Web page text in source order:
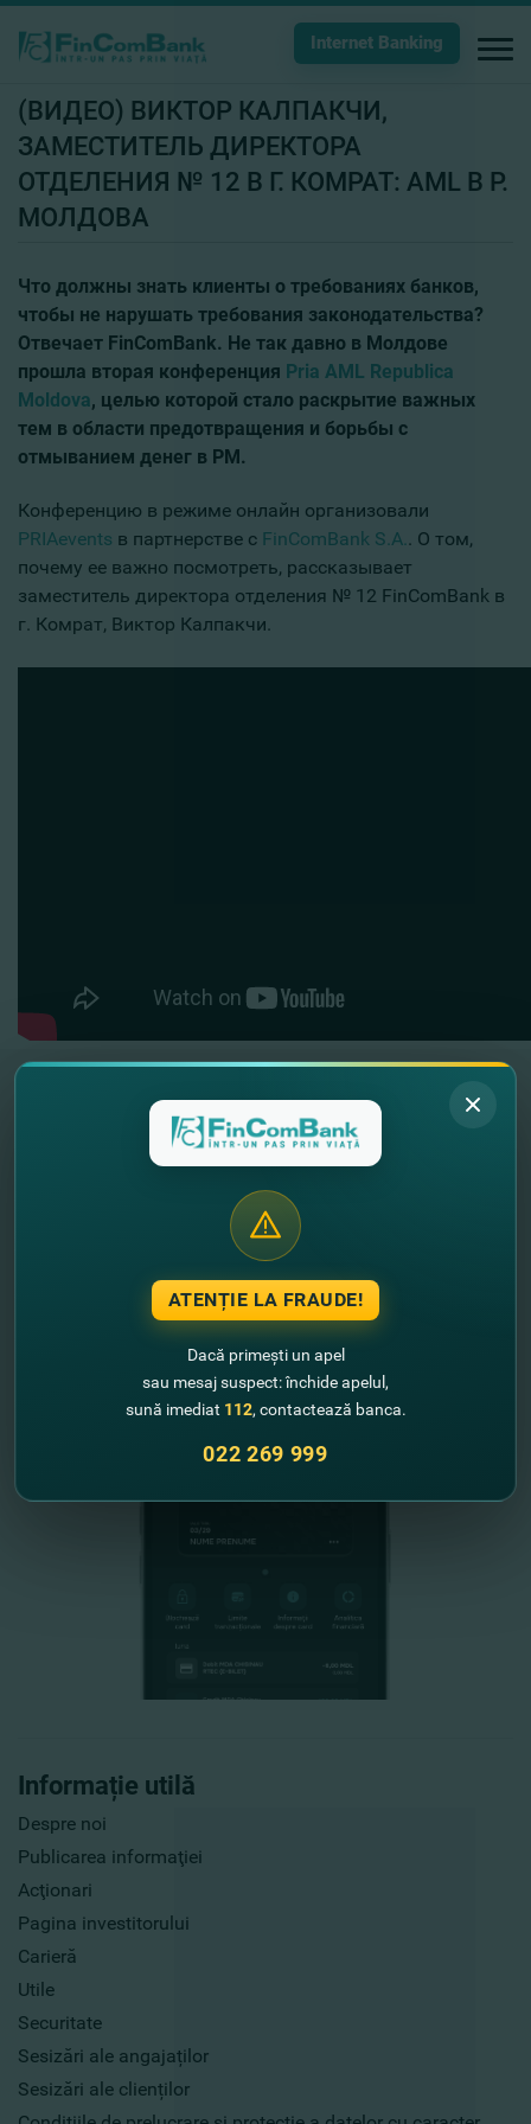
Internet Banking
(ВИДЕО) ВИКТОР КАЛПАКЧИ,
ЗАМЕСТИТЕЛЬ ДИРЕКТОРА
ОТДЕЛЕНИЯ № 12 В Г. КОМРАТ: AML В Р.
МОЛДОВА
Что должны знать клиенты о требованиях банков,
чтобы не нарушать требования законодательства?
Отвечает FinComBank. Не так давно в Молдове
прошла вторая конференция Pria AML Republica
Moldova, целью которой стало раскрытие важных
тем в области предотвращения и борьбы с
отмыванием денег в РМ.
Конференцию в режиме онлайн организовали
PRIAevents в партнерстве с FinComBank S.A.. О том,
почему ее важно посмотреть, рассказывает
заместитель директора отделения № 12 FinComBank в
г. Комрат, Виктор Калпакчи.
Informație utilă
Despre noi
Publicarea informaţiei
Acţionari
Pagina investitorului
Carieră
Utile
Securitate
Sesizări ale angajaților
Sesizări ale clienților
"FinComBank" S.A. este membră a
Schemei de Garantare a Depozitelor
din Republica Moldova
FinComPay Mobile
ATENȚIE LA FRAUDE!
Dacă primești un apel
sau mesaj suspect: închide apelul,
sună imediat 112, contactează banca.
022 269 999